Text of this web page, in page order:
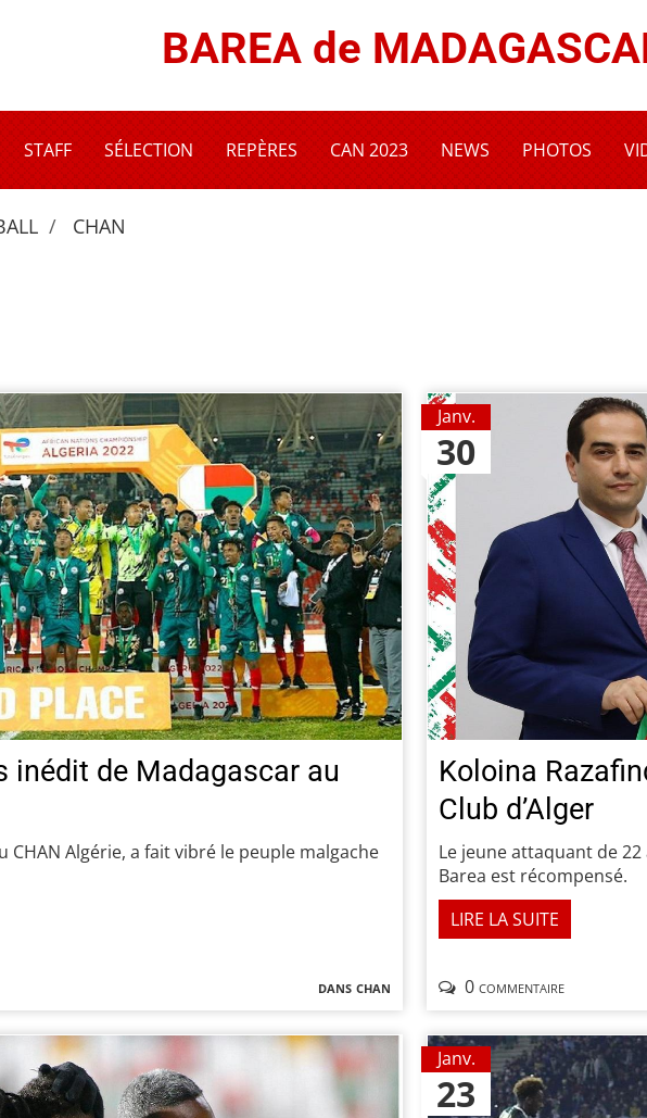
BAREA de
STAFF SÉLECTION REPÈRES CAN 2023 NEWS PHOTOS
CHAN
inédit de Madagascar au
danschan
CHAN Algérie, a fait vibré le peuple malgache
30
Janv.
Koloina
Club d’Alger
0 commentaire
Le jeune attaquant de 22
Barea est récompensé.
LIRE LA SUITE
23
Janv.